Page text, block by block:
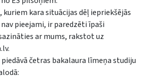
kara situācijas dēļ iepriekšējās
pieejami, ir paredzēti īpaši
ar mums, rakstot uz
.
četras bakalaura līmeņa studiju